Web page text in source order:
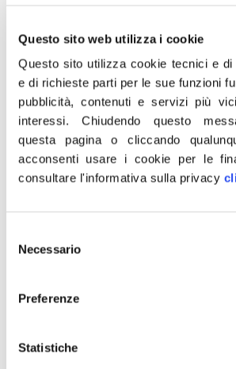
Questo sito web utilizza i cookie
Questo sito utilizza cookie tecnici e di
e di richieste parti per le sue funzioni
pubblicità, contenuti e servizi più
interessi.Chiudendo questo
questa pagina o cliccando
acconsenti usare i cookie per le
consultare l'informativa sulla privacy
delNecessario
Preferenze
Statistiche
“Altavilla non è un capitano
miracolato di Stato, che ‘guida’
dal Mef al 100%. È dunque tenuto al
soggetti che rappresentano lo Stato:
verso il quale ieri ha tenuto un
dell’insulto, e i lavoratori Alitalia il cui
essere derubricato con […]
Alitalia, Rampelli:
euro per notte?
“C’è chi è stato costretto a vivere
dopo trent’anni di onorato servizio e
albergo extra lusso a 5 stelle. Il primo
Alitalia, il secondo parrebbe il